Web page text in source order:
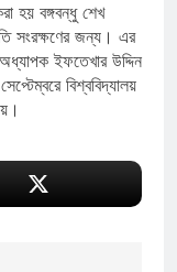
হয় বঙ্গবন্ধু শেখ
সংরক্ষণের জন্য। এর
ইফতেখার উদ্দিন
বিশ্ববিদ্যালয়